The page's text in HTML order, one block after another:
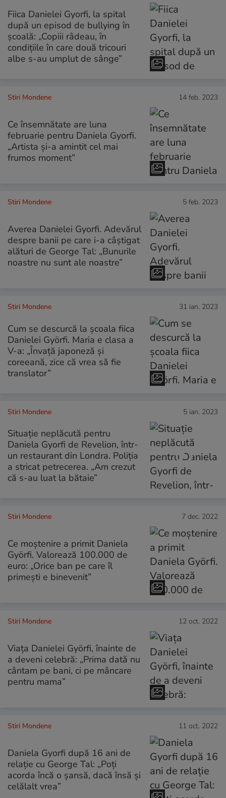
Fiica Danielei Gyorfi, la spital
după un episod de bullying în
școală: „Copiii râdeau, în
condițiile în care două tricouri
albe s-au umplut de sânge”
Stiri Mondene 14 feb. 2023
Ce însemnătate are luna
februarie pentru Daniela Gyorfi.
„Artista și-a amintit cel mai
frumos moment”
Stiri Mondene 5 feb. 2023
Averea Danielei Gyorfi. Adevărul
despre banii pe care i-a câștigat
alături de George Tal: „Bunurile
noastre nu sunt ale noastre”
Stiri Mondene 31 ian. 2023
Cum se descurcă la școala fiica
Danielei Györfi. Maria e clasa a
V-a: „Învață japoneză și
coreeană, zice că vrea să fie
translator”
Stiri Mondene 5 ian. 2023
Situație neplăcută pentru
Daniela Gyorfi de Revelion, într-
un restaurant din Londra. Poliția
a stricat petrecerea. „Am crezut
că s-au luat la bătaie”
Stiri Mondene 7 dec. 2022
Ce moștenire a primit Daniela
Györfi. Valorează 100.000 de
euro: „Orice ban pe care îl
primeşti e binevenit”
Stiri Mondene 12 oct. 2022
Viața Danielei Györfi, înainte de
a deveni celebră: „Prima dată nu
cântam pe bani, ci pe mâncare
pentru mama”
Stiri Mondene 11 oct. 2022
Daniela Gyorfi după 16 ani de
relație cu George Tal: „Poți
acorda încă o șansă, dacă însă și
celălalt vrea”